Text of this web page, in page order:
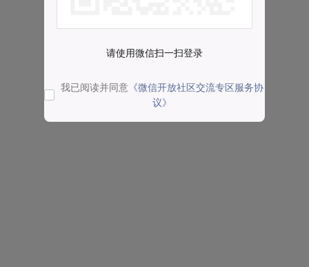
请使用微信扫一扫登录
我已阅读并同意 《微信开放社区交流专区服务协
议》